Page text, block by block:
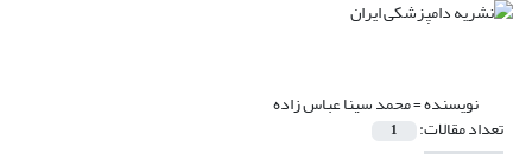
نویسنده =محمد سینا عباس زاده
تعداد مقالات: 1